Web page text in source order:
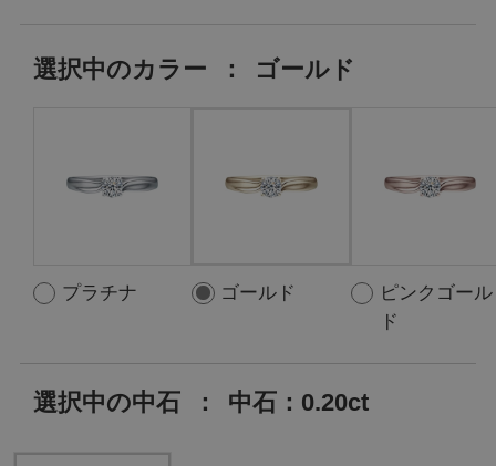
選択中のカラー ： ゴールド
プラチナ ゴールド
ピンクゴール
ド
選択中の中石 ： 中石：0.20ct